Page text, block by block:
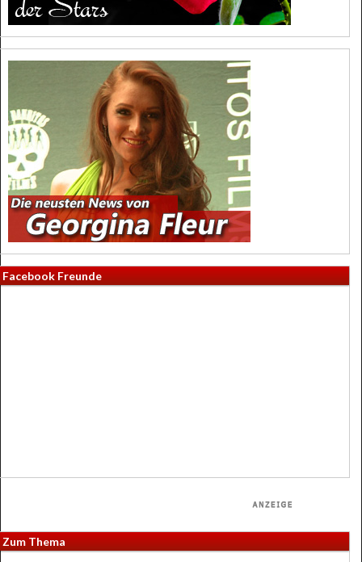
Facebook Freunde
Zum Thema